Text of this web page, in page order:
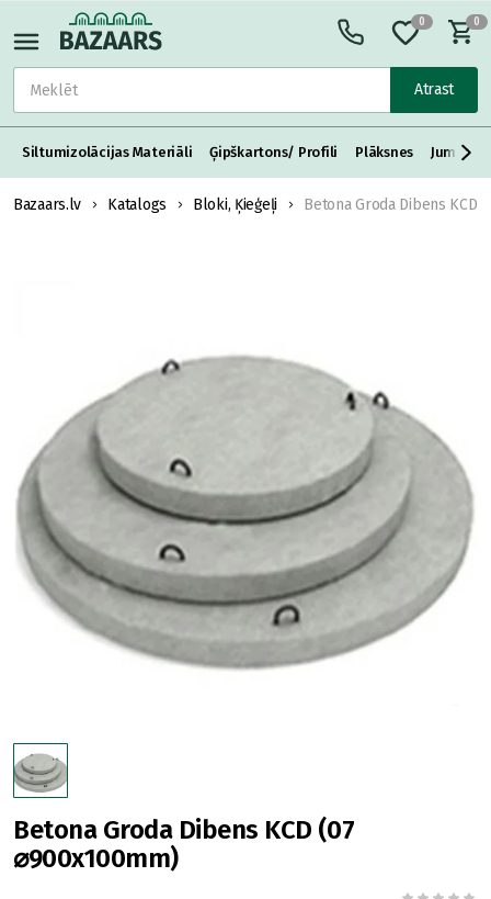
Atrast
0 0
Siltumizolācijas Materiāli Ģipškartons/ Profili Plāksnes Jumta
Bazaars.lv Katalogs Bloki, Ķieģeļi Betona Groda Dibens KCD
Betona Groda Dibens KCD (07
⌀900x100mm)